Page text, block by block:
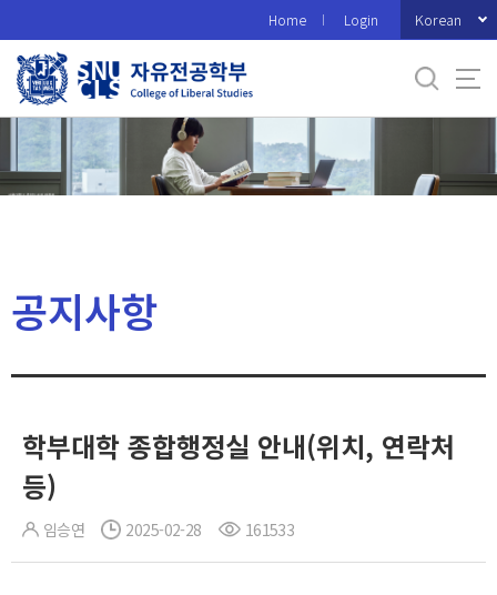
로
메
Home Login Korean
공지사항
학부대학 종합행정실 안내(위치, 연락처
등)
임승연 2025-02-28 161533